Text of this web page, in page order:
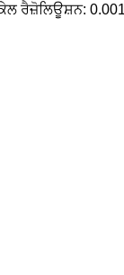
ਰੈਜ਼ੋਲਿਊਸ਼ਨ: